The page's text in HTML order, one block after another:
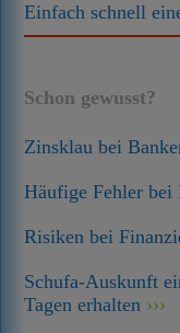
Einfach schnell
Schon gewusst?
Zinsklau bei
Häufige Fehler bei
Risiken bei
Schufa-Auskunft
Tagen erhalten